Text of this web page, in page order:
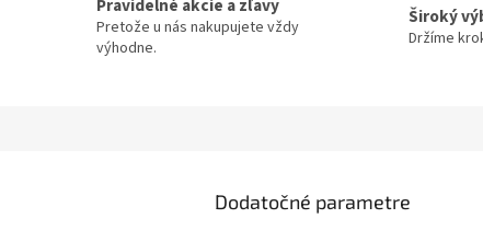
Pravidelné akcie a zľavy
Pretože u nás nakupujete vždy
výhodne.
Široký
Držíme
Dodatočné parametre